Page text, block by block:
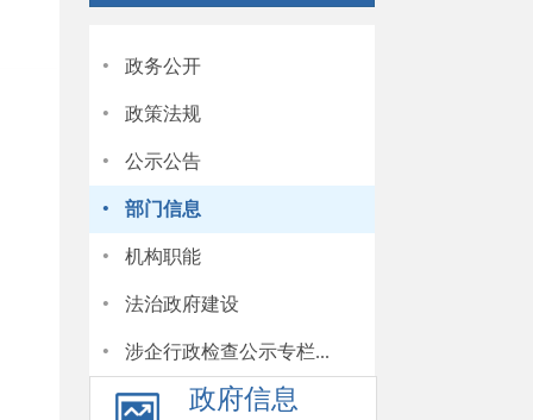
· 政务公开
· 政策法规
· 公示公告
· 部门信息
· 机构职能
· 法治政府建设
· 涉企行政检查公示专栏...
政府信息